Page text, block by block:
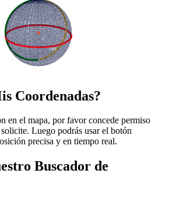
Coordenadas?
en el mapa, por favor concede permiso
Luego podrás usar el botón
precisa y en tiempo real.
Buscador de